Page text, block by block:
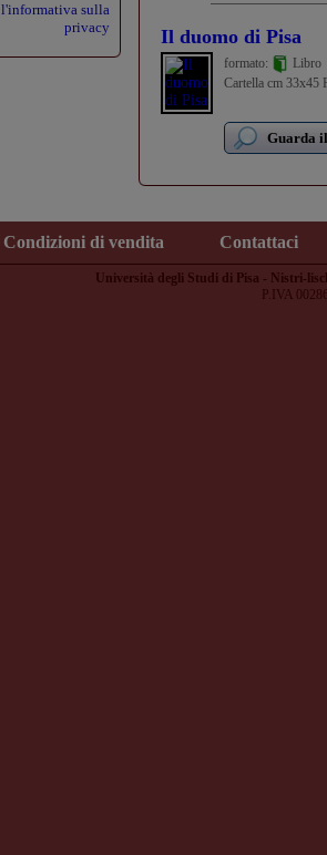
l'informativa sulla
privacy
Il duomo di Pisa
formato:
Libro
Cartella cm 33x45
Guarda
Condizioni di vendita Contattaci
Università degli Studi di Pisa - Nistri-
P.IVA